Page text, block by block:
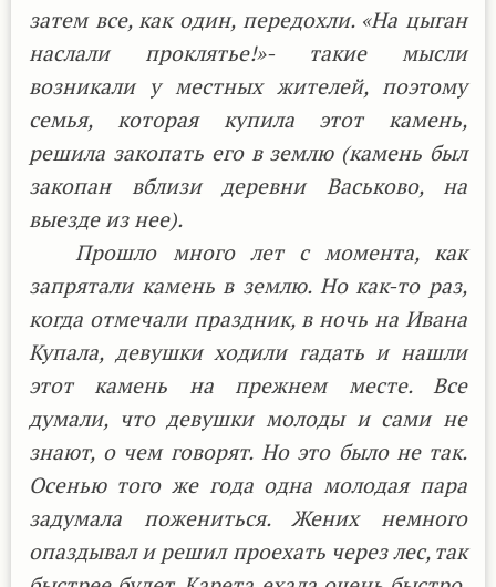
затем все, как один, передохли. «На цыган
наслали проклятье!»- такие мысли
возникали у местных жителей, поэтому
семья, которая купила этот камень,
решила закопать его в землю (камень был
закопан вблизи деревни Васьково, на
выезде из нее).
Прошло много лет с момента, как
запрятали камень в землю. Но как-то раз,
когда отмечали праздник, в ночь на Ивана
Купала, девушки ходили гадать и нашли
этот камень на прежнем месте. Все
думали, что девушки молоды и сами не
знают, о чем говорят. Но это было не так.
Осенью того же года одна молодая пара
задумала пожениться. Жених немного
опаздывал и решил проехать через лес, так